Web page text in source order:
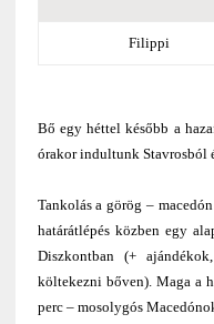
Filippi
Bő egy héttel később a
órakor indultunk Stavrosból
Tankolás a görög –
határátlépés közben egy
Diszkontban (+
költekezni bőven). Maga a
perc – mosolygós